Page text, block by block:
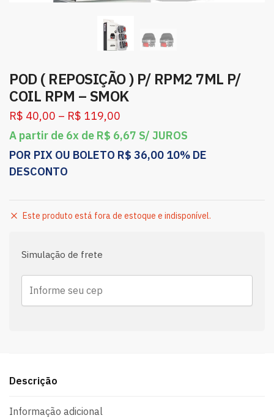
POD ( REPOSIÇÃO ) P/ RPM2 7ML P/
COIL RPM – SMOK
R$ 40,00 – R$ 119,00
A partir de 6x de R$ 6,67 S/ JUROS
POR PIX OU BOLETO R$ 36,00 10% DE
DESCONTO
Este produto está fora de estoque e indisponível.
Simulação de frete
Descrição
Informação adicional